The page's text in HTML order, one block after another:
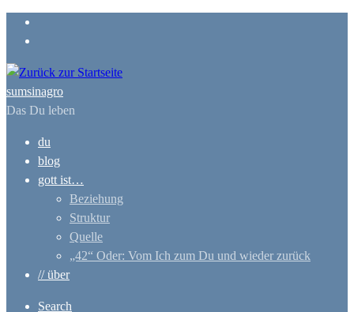
Zum
Inhalt
sumsinagro
Das Du leben
du
blog
gott ist…
Beziehung
Struktur
Quelle
„42“ Oder: Vom Ich zum Du und wieder zurück
// über
Search